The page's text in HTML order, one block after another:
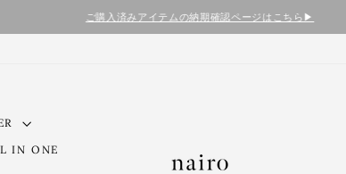
ご購入済みアイテムの納期確認ページはこちら▶︎
IN ONE